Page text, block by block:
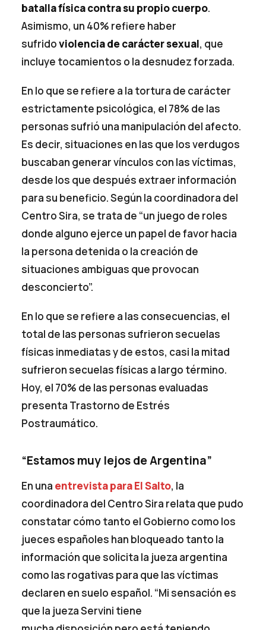
batalla física contra su propio cuerpo.
Asimismo, un 40% refiere haber
sufridoviolencia de carácter sexual, que
incluye tocamientos o la desnudez forzada.
En lo que se refiere a la tortura de carácter
estrictamente psicológica, el 78% de las
personas sufrió una manipulación del afecto.
Es decir, situaciones en las que los verdugos
buscaban generar vínculos con las víctimas,
desde los que después extraer información
para su beneficio. Según la coordinadora del
Centro Sira, se trata de “un juego de roles
donde alguno ejerce un papel de favor hacia
la persona detenida o la creación de
situaciones ambiguas que provocan
desconcierto”.
En lo que se refiere a las consecuencias, el
total de las personas sufrieron secuelas
físicas inmediatas y de estos, casi la mitad
sufrieron secuelas físicas a largo término.
Hoy, el 70% de las personas evaluadas
presenta Trastorno de Estrés
Postraumático.
“Estamos muy lejos de Argentina”
En una entrevista para El Salto, la
coordinadora del Centro Sira relata que pudo
constatar cómo tanto el Gobierno como los
jueces españoles han bloqueado tanto la
información que solicita la jueza argentina
como las rogativas para que las víctimas
declaren en suelo español. “Mi sensación es
que la jueza Servini tiene